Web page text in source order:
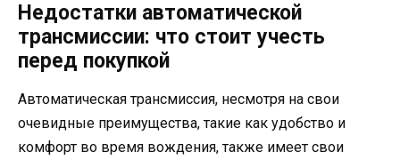
Недостатки автоматической
трансмиссии: что стоит учесть
перед покупкой
Автоматическая трансмиссия, несмотря на свои
очевидные преимущества, такие как удобство и
комфорт во время вождения, также имеет свои